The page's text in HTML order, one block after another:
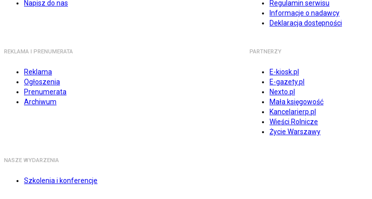
Napisz do nas
Regulamin serwisu
Informacje o nadawcy
Deklaracja dostępności
REKLAMA I PRENUMERATA
Reklama
Ogłoszenia
Prenumerata
Archiwum
PARTNERZY
E-kiosk.pl
E-gazety.pl
Nexto.pl
Mała księgowość
Kancelarierp.pl
Wieści Rolnicze
Życie Warszawy
NASZE WYDARZENIA
Szkolenia i konferencje